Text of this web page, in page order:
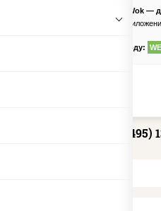
PizzaSushiWok —
Скачайте
по промокоду:
+7 (495)